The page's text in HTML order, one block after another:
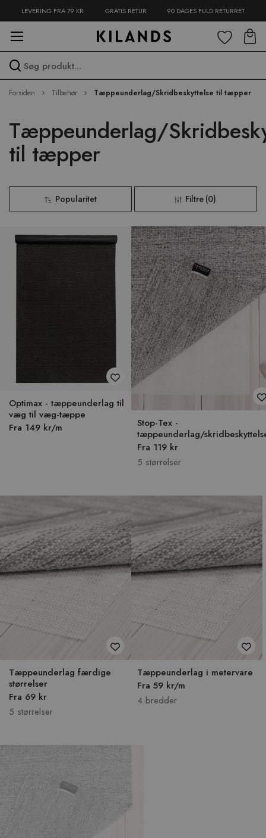
Spring
indhold
LEVERING FRA 79 KR GRATIS RETUR 90 DAGES FULD RETURRET
over
Forsiden Tilbehør Tæppeunderlag/Skridbeskyttelse til tæpper
Tæppeunderlag/
til tæpper
Popularitet Filtre (0)
Optimax - tæppeunderlag til
væg til væg-tæppe
Fra 149 kr/m
Stop-Tex -
tæppeunderlag/
Fra 119 kr
5 størrelser
Tæppeunderlag færdige
størrelser
Fra 69 kr
5 størrelser
Tæppeunderlag i metervare
Fra 59 kr/m
4 bredder